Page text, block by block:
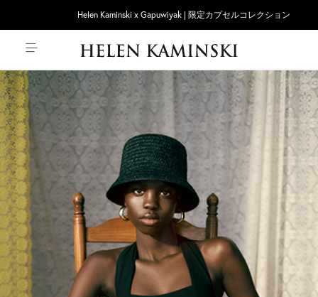
Helen Kaminski x Gapuwiyak | 限定カプセルコレクション